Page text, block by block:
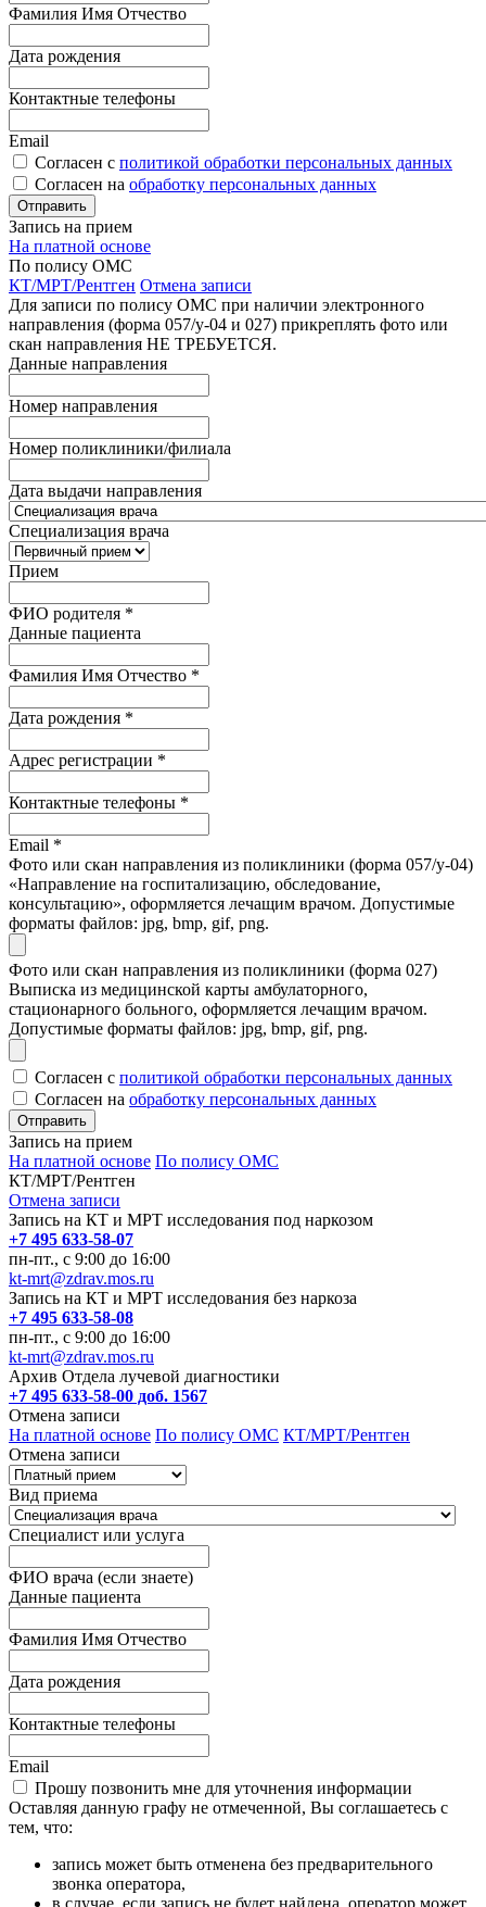
Фамилия Имя Отчество
Дата рождения
Контактные телефоны
Email
Согласен с политикой обработки персональных данных
Согласен на обработку персональных данных
Запись на прием
На платной основе
По полису ОМС
КТ/МРТ/Рентген Отмена записи
Для записи по полису ОМС при наличии электронного
направления (форма 057/у-04 и 027) прикреплять фото или
скан направления НЕ ТРЕБУЕТСЯ.
Данные направления
Номер направления
Номер поликлиники/филиала
Дата выдачи направления
Специализация врача
Прием
ФИО родителя *
Данные пациента
Фамилия Имя Отчество *
Дата рождения *
Адрес регистрации *
Контактные телефоны *
Email *
Фото или скан направления из поликлиники (форма 057/у-04)
«Направление на госпитализацию, обследование,
консультацию», оформляется лечащим врачом. Допустимые
форматы файлов: jpg, bmp, gif, png.
Фото или скан направления из поликлиники (форма 027)
Выписка из медицинской карты амбулаторного,
стационарного больного, оформляется лечащим врачом.
Допустимые форматы файлов: jpg, bmp, gif, png.
Согласен с политикой обработки персональных данных
Согласен на обработку персональных данных
Запись на прием
На платной основе По полису ОМС
КТ/МРТ/Рентген
Отмена записи
Запись на КТ и МРТ исследования под наркозом
+7 495 633-58-07
пн-пт., с 9:00 до 16:00
kt-mrt@zdrav.mos.ru
Запись на КТ и МРТ исследования без наркоза
+7 495 633-58-08
пн-пт., с 9:00 до 16:00
kt-mrt@zdrav.mos.ru
Архив Отдела лучевой диагностики
+7 495 633-58-00 доб. 1567
Отмена записи
На платной основе По полису ОМС КТ/МРТ/Рентген
Отмена записи
Вид приема
Специалист или услуга
ФИО врача (если знаете)
Данные пациента
Фамилия Имя Отчество
Дата рождения
Контактные телефоны
Email
Прошу позвонить мне для уточнения информации
Оставляя данную графу не отмеченной, Вы соглашаетесь с
тем, что:
запись может быть отменена без предварительного
звонка оператора,